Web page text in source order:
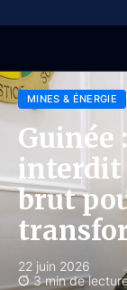
Accueil Mines &
MINES & ÉNERGIE
Guinée
interdit
brut
22 juin 2026
3 min de